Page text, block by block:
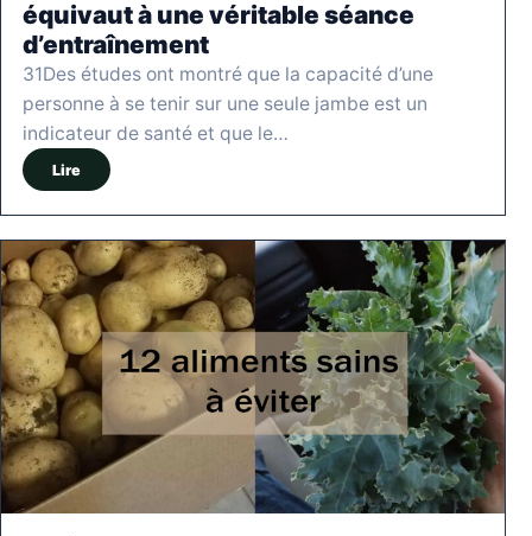
équivaut à une véritable séance
d’entraînement
31Des études ont montré que la capacité d’une
personne à se tenir sur une seule jambe est un
indicateur de santé et que le…
Lire